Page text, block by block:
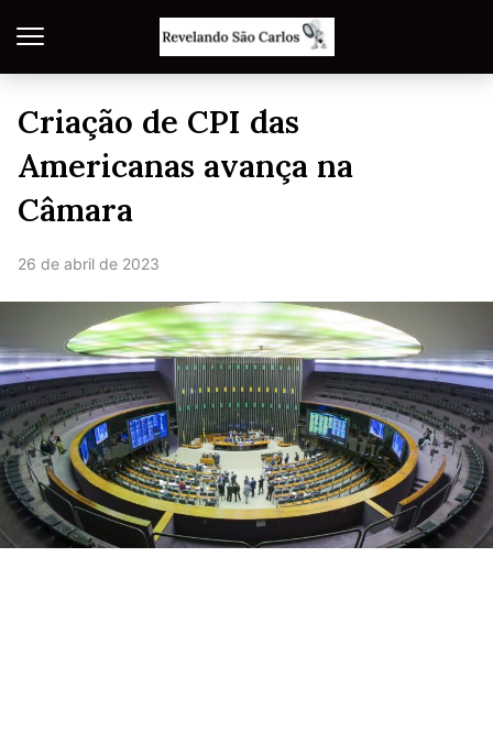
Criação de CPI das
Americanas avança na
Câmara
26 de abril de 2023